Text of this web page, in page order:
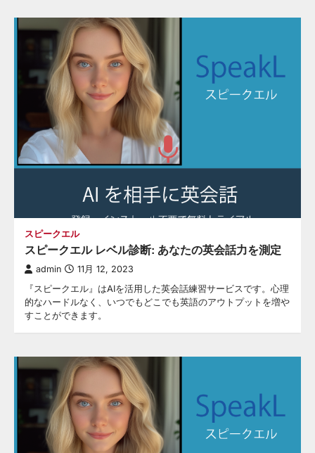
スピークエル
スピークエル レベル診断: あなたの英会話力を測定
admin 11月 12, 2023
『スピークエル』はAIを活用した英会話練習サービスです。心理
的なハードルなく、いつでもどこでも英語のアウトプットを増や
すことができます。